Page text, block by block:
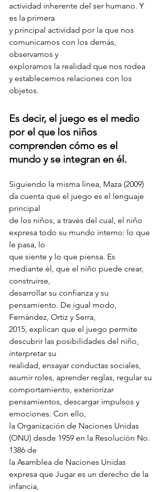
actividad inherente del ser humano. Y
es la primera
y principal actividad por la que nos
comunicamos con los demás,
observamos y
exploramos la realidad que nos rodea
y establecemos relaciones con los
objetos.
Es decir, el juego es el medio
por el que los niños
comprenden cómo es el
mundo y se integran en él.
Siguiendo la misma línea, Maza (2009)
da cuenta que el juego es el lenguaje
principal
de los niños, a través del cual, el niño
expresa todo su mundo interno: lo que
le pasa, lo
que siente y lo que piensa. Es
mediante él, que el niño puede crear,
construirse,
desarrollar su confianza y su
pensamiento. De igual modo,
Fernández, Ortiz y Serra,
2015, explican que el juego permite
descubrir las posibilidades del niño,
interpretar su
realidad, ensayar conductas sociales,
asumir roles, aprender reglas, regular su
comportamiento, exteriorizar
pensamientos, descargar impulsos y
emociones. Con ello,
la Organización de Naciones Unidas
(ONU) desde 1959 en la Resolución No.
1386 de
la Asamblea de Naciones Unidas
expresa que Jugar es un derecho de la
infancia,